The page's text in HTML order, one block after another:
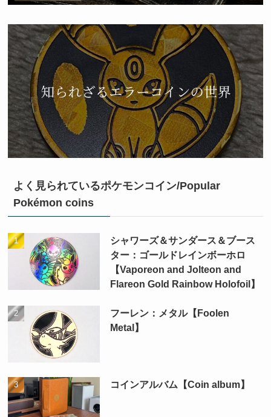
よく見られているポケモンコイン/Popular
Pokémon coins
シャワーズ＆サンダース＆ブース
ター：ゴールドレインボーホロ
【Vaporeon and Jolteon and
Flareon Gold Rainbow Holofoil】
フーレン：メタル【Foolen
Metal】
コインアルバム【Coin album】